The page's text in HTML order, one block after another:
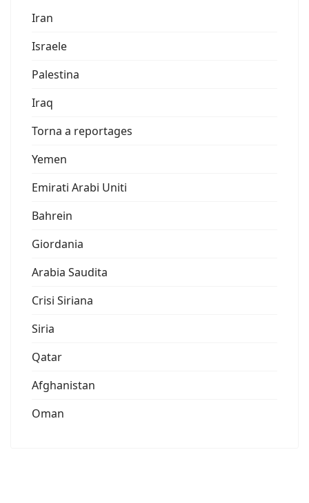
Iran
Israele
Palestina
Iraq
Torna a reportages
Yemen
Emirati Arabi Uniti
Bahrein
Giordania
Arabia Saudita
Crisi Siriana
Siria
Qatar
Afghanistan
Oman